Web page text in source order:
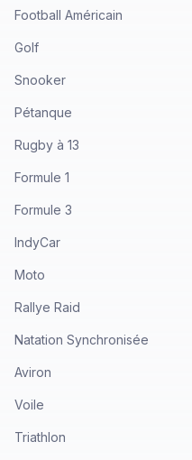
Football Américain
Golf
Snooker
Pétanque
Rugby à 13
Formule 1
Formule 3
IndyCar
Moto
Rallye Raid
Natation Synchronisée
Aviron
Voile
Triathlon